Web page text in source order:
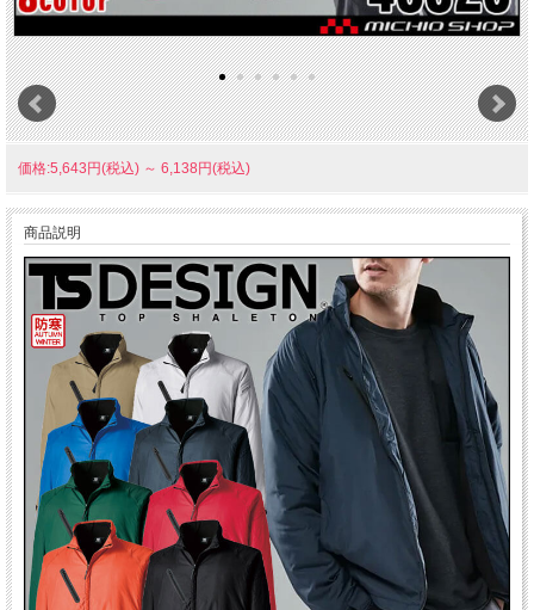
価格:5,643円(税込) ～ 6,138円(税込)
商品説明